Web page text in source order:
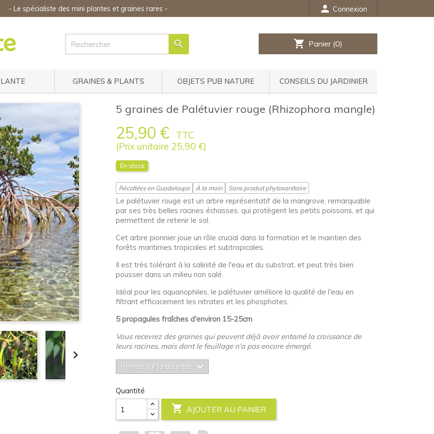
- Le spécialiste des mini plantes et graines rares - person Connexion
 shopping_cart Panier (0)
GRAINES & PLANTS OBJETS PUB NATURE CONSEILS DU JARDINIER

5 graines de Palétuvier rouge (Rhizophora mangle)
25,90 €
TTC
(Prix unitaire 25,90 €)
En stock
Récoltées en Guadeloupe À la main Sans produit phytosanitaire
Le palétuvier rouge est un arbre représentatif de la mangrove, remarquable
par ses très belles racines échasses, qui protègent les petits poissons, et qui
permettent de retenir le sol.
Cet arbre pionnier joue un rôle crucial dans la formation et le maintien des
forêts maritimes tropicales et subtropicales.
Il est très tolérant à la salinité de l'eau et du substrat, et peut très bien
pousser dans un milieu non salé.
Idéal pour les aquariophiles, le palétuvier améliore la qualité de l'eau en
filtrant efficacement les nitrates et les phosphates.
5 propagules fraîches d'environ 15-25cm
Vous recevrez des graines qui peuvent déjà avoir entamé la croissance de
leurs racines, mais dont le feuillage n'a pas encore émergé.
Remise sur la quantité
Quantité
 AJOUTER AU PANIER